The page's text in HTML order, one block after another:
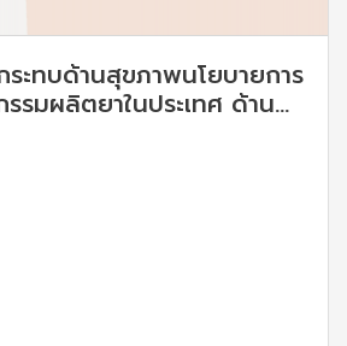
ระทบด้านสุขภาพนโยบายการ
มผลิตยาในประเทศ ด้าน